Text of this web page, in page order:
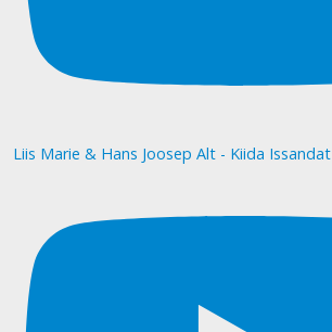
Liis Marie & Hans Joosep Alt - Kiida Issandat